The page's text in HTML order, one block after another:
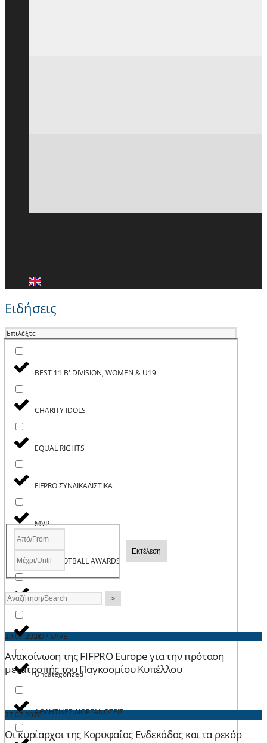
Ειδήσεις
Επιλέξτε
BEST 11 B' DIVISION, WOMEN & U19
CHARITY IDOLS
EQUAL RIGHTS
FIFPRO ΣΥΝΔΙΚΑΛΙΣΤΙΚΑ
MVP
PASP FOOTBALL AWARDS
TOP GOAL
TOP SAVE
Uncategorized
ΑΘΛΗΤΙΚΕΣ ΔΙΟΡΓΑΝΩΣΕΙΣ
Εκτέλεση
>
29.07.2026
Ανακοίνωση της FIFPRO Europe για την πρόταση
μετατροπής του Παγκοσμίου Κυπέλλου
27.07.2026
Οι κυρίαρχοι της Κορυφαίας Ενδεκάδας και τα ρεκόρ